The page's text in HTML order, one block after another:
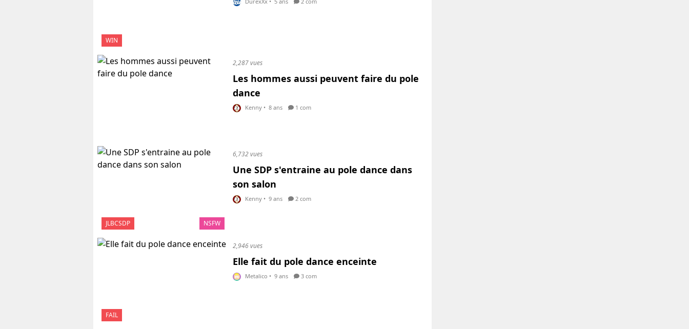
WIN
2,287 vues
Les hommes aussi peuvent faire du pole
dance
Kenny • 8 ans 1 com
JLBCSDP NSFW
6,732 vues
Une SDP s'entraine au pole dance dans
son salon
Kenny • 9 ans 2 com
FAIL
2,946 vues
Elle fait du pole dance enceinte
Metalico • 9 ans 3 com